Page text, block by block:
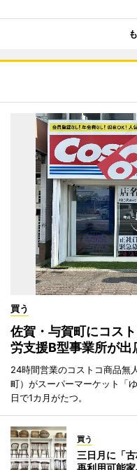
買う
佐賀・与賀町にコス
労支援B型事業所が出
24時間営業のコストコ商品無
町）がスーパーマーケット「
日で1カ月がたつ。
買う
三日月に「
再利用可能